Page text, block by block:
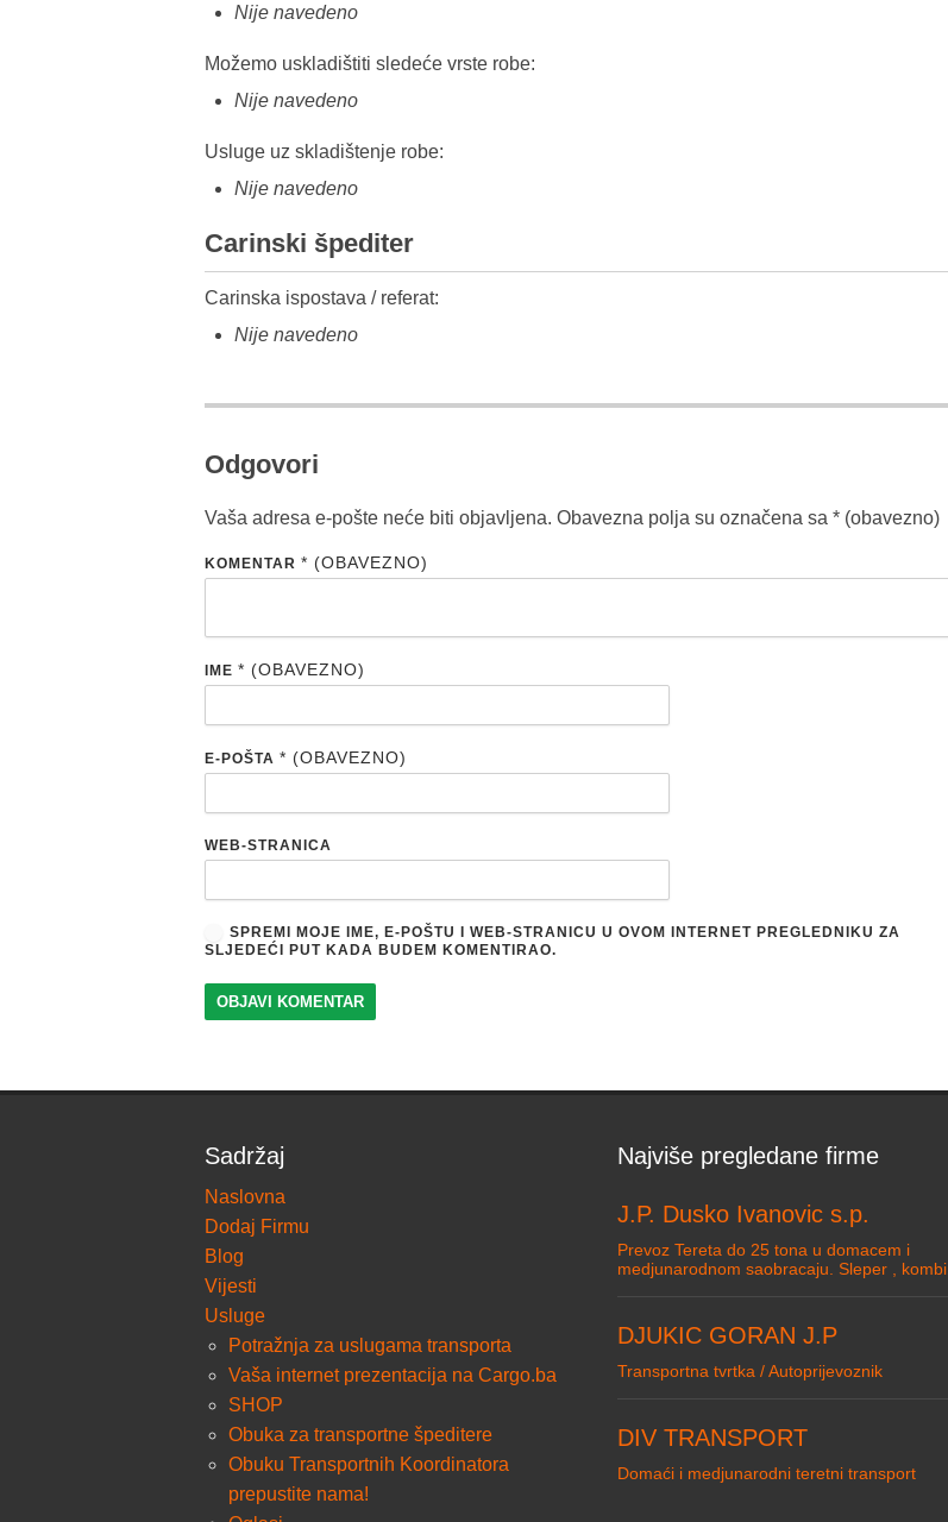
Nije navedeno
Možemo uskladištiti sledeće vrste robe:
Nije navedeno
Usluge uz skladištenje robe:
Nije navedeno
Carinski špediter
Carinska ispostava / referat:
Nije navedeno
Odgovori
Vaša adresa e-pošte neće biti objavljena. Obavezna polja su označena sa * (obavezno)
KOMENTAR * (OBAVEZNO)
IME * (OBAVEZNO)
E-POŠTA * (OBAVEZNO)
WEB-STRANICA
SPREMI MOJE IME, E-POŠTU I WEB-STRANICU U OVOM INTERNET PREGLEDNIKU ZA
SLJEDEĆI PUT KADA BUDEM KOMENTIRAO.
Sadržaj
Naslovna
Dodaj Firmu
Blog
Vijesti
Usluge
Potražnja za uslugama transporta
Vaša internet prezentacija na Cargo.ba
SHOP
Obuka za transportne špeditere
Obuku Transportnih Koordinatora
prepustite nama!
Najviše pregledane firme
J.P. Dusko Ivanovic s.p.
Prevoz Tereta do 25 tona u domacem i
medjunarodnom saobracaju. Sleper , kombi.
DJUKIC GORAN J.P
Transportna tvrtka / Autoprijevoznik
DIV TRANSPORT
Domaći i medjunarodni teretni transport